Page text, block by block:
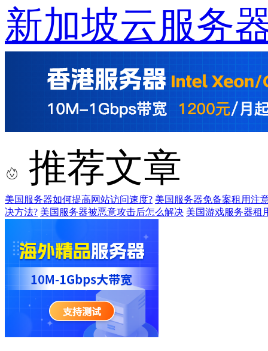
新加坡云服务
推荐文章
美国服务器如何提高网站访问速度? 美国服务器免备案租用注
决方法? 美国服务器被恶意攻击后怎么解决 美国游戏服务器租